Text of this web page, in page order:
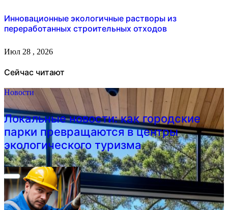
Инновационные экологичные растворы из
переработанных строительных отходов
Июл 28 , 2026
Сейчас читают
Новости
Локальные новости: как городские
парки превращаются в центры
экологического туризма